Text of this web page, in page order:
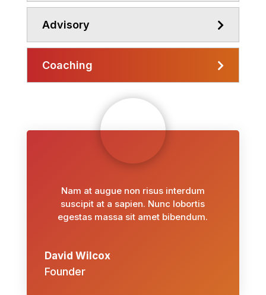
Advisory
Coaching
Nam at augue non risus interdum
suscipit at a sapien. Nunc lobortis
egestas massa sit amet bibendum.
David Wilcox
Founder